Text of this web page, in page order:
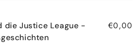
die Justice League -
€0,00